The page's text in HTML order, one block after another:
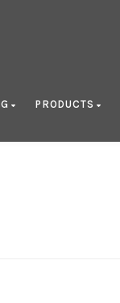
PRODUCTS